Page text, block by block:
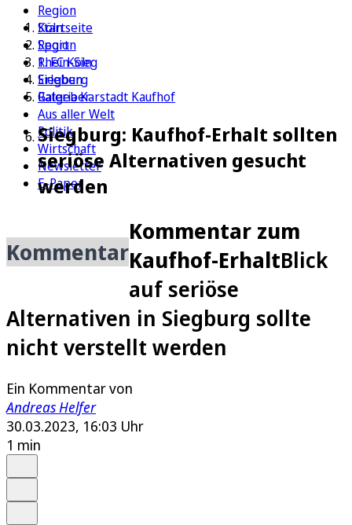
Region
Köln
Sport
1. FC Köln
Erleben
Ratgeber
Aus aller Welt
Politik
Wirtschaft
Newsletter
E-Paper
Startseite
Region
Rhein-Sieg
Siegburg
Galeria Karstadt Kaufhof
Siegburg: Kaufhof-Erhalt sollten
seriöse Alternativen gesucht
werden
Kommentar
Kommentar zum
Kaufhof-ErhaltBlick
auf seriöse
Alternativen in Siegburg sollte
nicht verstellt werden
Ein Kommentar von
Andreas Helfer
30.03.2023, 16:03 Uhr
1 min